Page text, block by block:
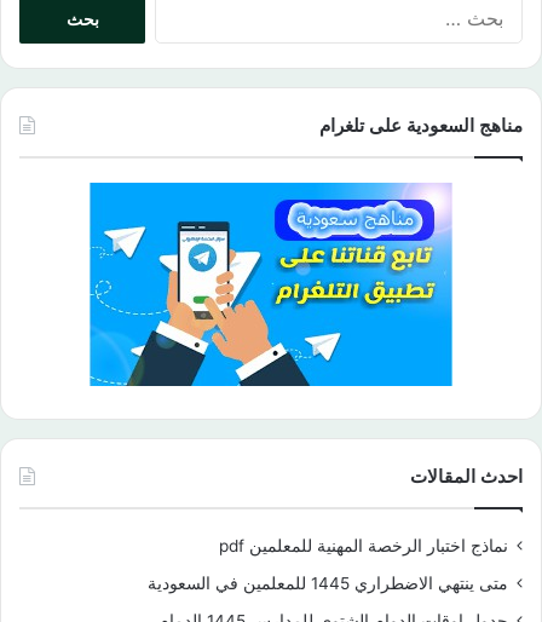
مناهج السعودية على تلغرام
احدث المقالات
نماذج اختبار الرخصة المهنية للمعلمين pdf
متى ينتهي الاضطراري 1445 للمعلمين في السعودية